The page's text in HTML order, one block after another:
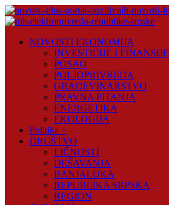
Skip
to
Plus
NOVOSTI EKONOMIJA
INVESTICIJE I FINANSIJE
POSAO
POLJOPRIVREDA
GRAĐEVINARSTVO
PRAVNA PITANJA
ENERGETIKA
EKOLOGIJA
Politika +
DRUŠTVO
LIČNOSTI
DEŠAVANJA
BANJALUKA
REPUBLIKA SRPSKA
REGION